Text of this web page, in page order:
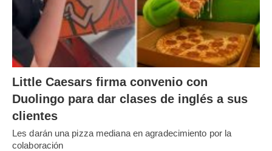
Little Caesars firma convenio con
Duolingo para dar clases de inglés a sus
clientes
Les darán una pizza mediana en agradecimiento por la
colaboración